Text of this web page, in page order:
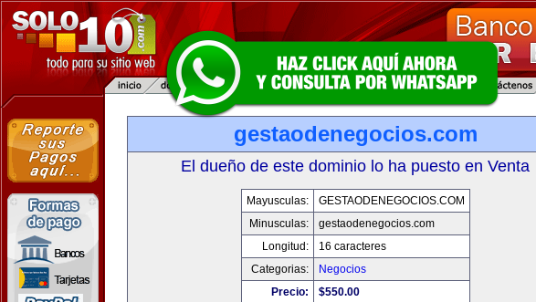
gestaodenegocios.com
El dueño de este dominio lo ha puesto en Venta
Mayusculas:
GESTAODENEGOCIOS.COM
Minusculas:
gestaodenegocios.com
Longitud:
16 caracteres
Categorias:
Negocios
Precio:
$550.00